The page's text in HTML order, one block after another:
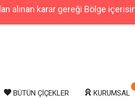
alınan karar gereği Bölge
BÜTÜN ÇİÇEKLER KURUMSAL